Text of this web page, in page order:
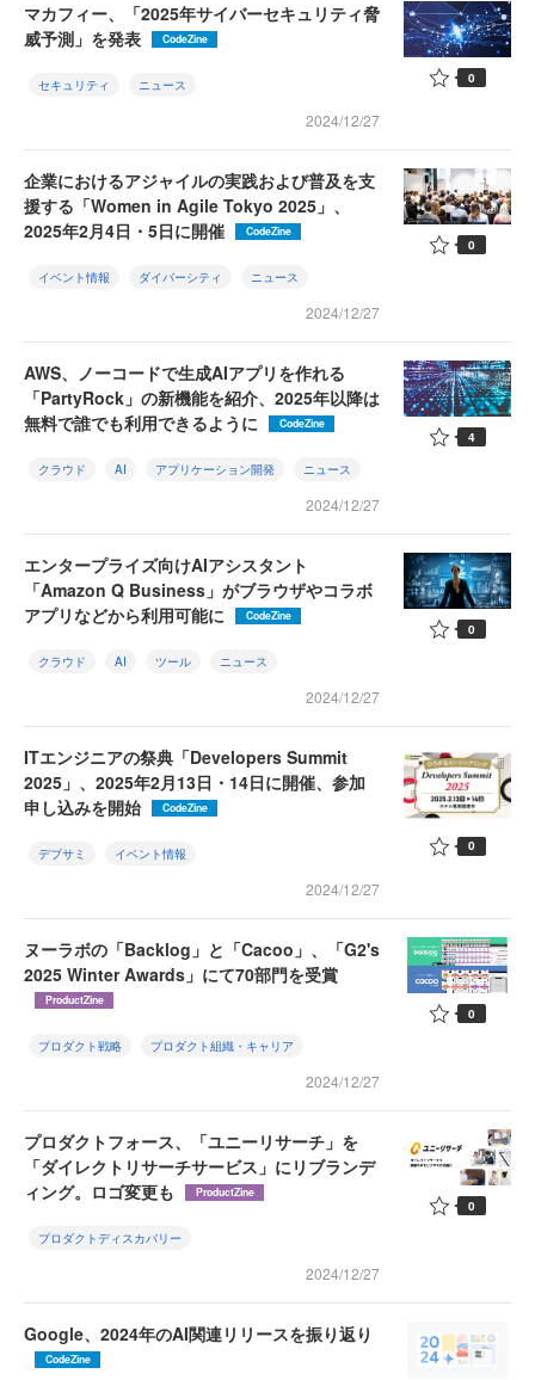
マカフィー、「2025年サイバーセキュリティ脅
威予測」を発表
CodeZine
セキュリティ ニュース
2024/12/27
0
企業におけるアジャイルの実践および普及を支
援する「Women in Agile Tokyo 2025」、
2025年2月4日・5日に開催
CodeZine
イベント情報 ダイバーシティ ニュース
2024/12/27
0
AWS、ノーコードで生成AIアプリを作れる
「PartyRock」の新機能を紹介、2025年以降は
無料で誰でも利用できるように
CodeZine
クラウド AI アプリケーション開発 ニュース
2024/12/27
4
エンタープライズ向けAIアシスタント
「Amazon Q Business」がブラウザやコラボ
アプリなどから利用可能に
CodeZine
クラウド AI ツール ニュース
2024/12/27
0
ITエンジニアの祭典「Developers Summit
2025」、2025年2月13日・14日に開催、参加
申し込みを開始
CodeZine
デブサミ イベント情報
2024/12/27
0
ヌーラボの「Backlog」と「Cacoo」、「G2's
2025 Winter Awards」にて70部門を受賞
ProductZine
プロダクト戦略 プロダクト組織・キャリア
2024/12/27
0
プロダクトフォース、「ユニーリサーチ」を
「ダイレクトリサーチサービス」にリブランデ
ィング。ロゴ変更も
ProductZine
プロダクトディスカバリー
2024/12/27
0
Google、2024年のAI関連リリースを振り返り
CodeZine